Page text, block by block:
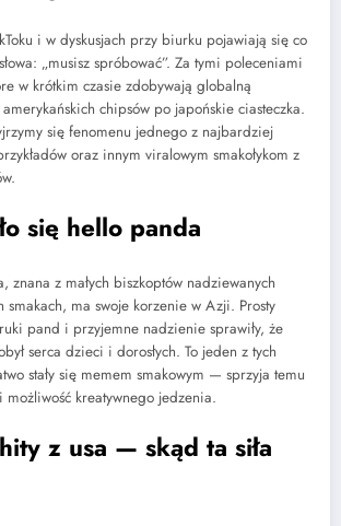
i w dyskusjach przy biurku pojawiają się co
„musisz spróbować”. Za tymi poleceniami
w krótkim czasie zdobywają globalną
chipsów po japońskie ciasteczka.
się fenomenu jednego z najbardziej
oraz innym viralowym smakołykom z
się hello panda
znana z małych biszkoptów nadziewanych
smakach, ma swoje korzenie w Azji. Prosty
pand i przyjemne nadzienie sprawiły, że
serca dzieci i dorosłych. To jeden z tych
stały się memem smakowym — sprzyja temu
możliwość kreatywnego jedzenia.
z usa — skąd ta siła